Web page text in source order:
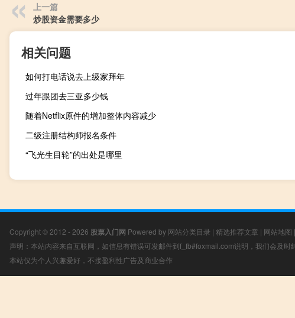
上一篇
炒股资金需要多少
相关问题
如何打电话说去上级家拜年
过年跟团去三亚多少钱
随着Netflix原件的增加整体内容减少
二级注册结构师报名条件
“飞光生目轮”的出处是哪里
Copyright © 2012 - 2026 股票入门网 Powered by 网站分类目录 | 精选推荐文章 | 网站地图 |
声明：本站内容来自互联网，如信息有错误可发邮件到f_fb#foxmail.com说明，我们会及时
本站仅为个人兴趣爱好，不接盈利性广告及商业合作